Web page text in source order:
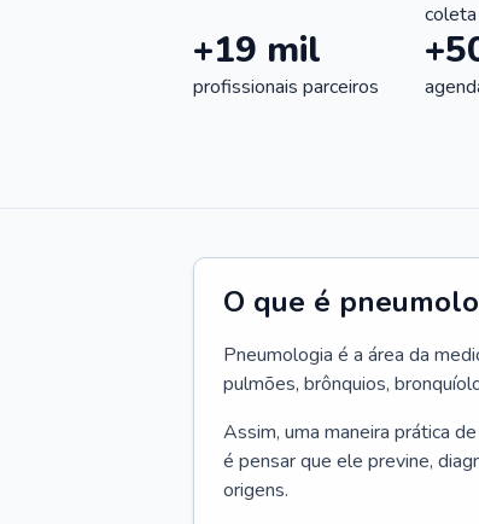
+19 mil
profissionais parceiros
O que é
Pneumologia é a área da
pulmões, brônquios,
Assim, uma maneira prática
é pensar que ele previne,
origens.